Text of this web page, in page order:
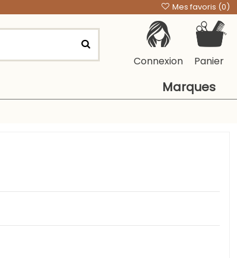
Mes favoris (0)
Connexion Panier
Marques